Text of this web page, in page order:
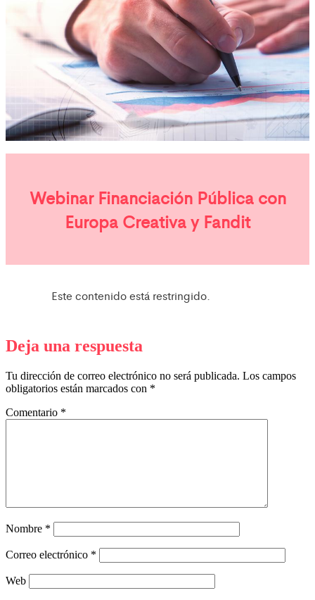
Webinar Financiación Pública con
Europa Creativa y Fandit
Este contenido está restringido.
Deja una respuesta
Tu dirección de correo electrónico no será publicada. Los campos
obligatorios están marcados con *
Comentario *
Nombre *
Correo electrónico *
Web